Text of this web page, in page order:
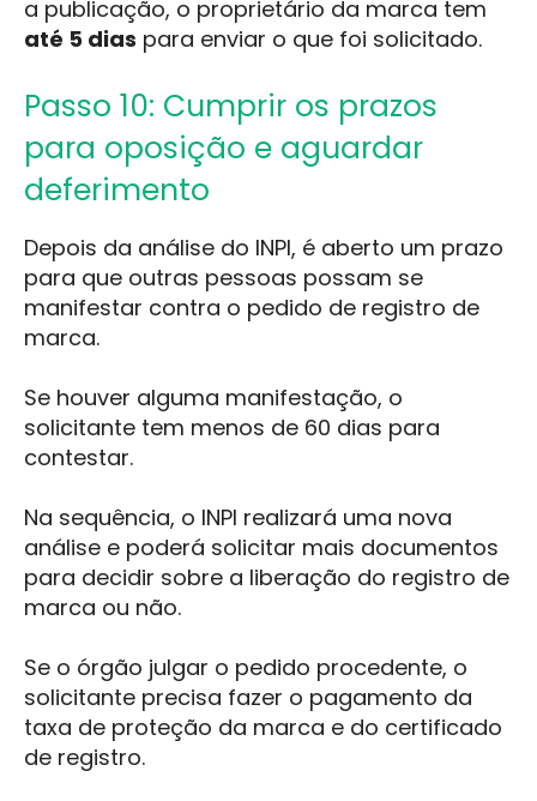
a publicação, o proprietário da marca tem
até 5 dias para enviar o que foi solicitado.
Passo 10: Cumprir os prazos
para oposição e aguardar
deferimento
Depois da análise do INPI, é aberto um prazo
para que outras pessoas possam se
manifestar contra o pedido de registro de
marca.
Se houver alguma manifestação, o
solicitante tem menos de 60 dias para
contestar.
Na sequência, o INPI realizará uma nova
análise e poderá solicitar mais documentos
para decidir sobre a liberação do registro de
marca ou não.
Se o órgão julgar o pedido procedente, o
solicitante precisa fazer o pagamento da
taxa de proteção da marca e do certificado
de registro.